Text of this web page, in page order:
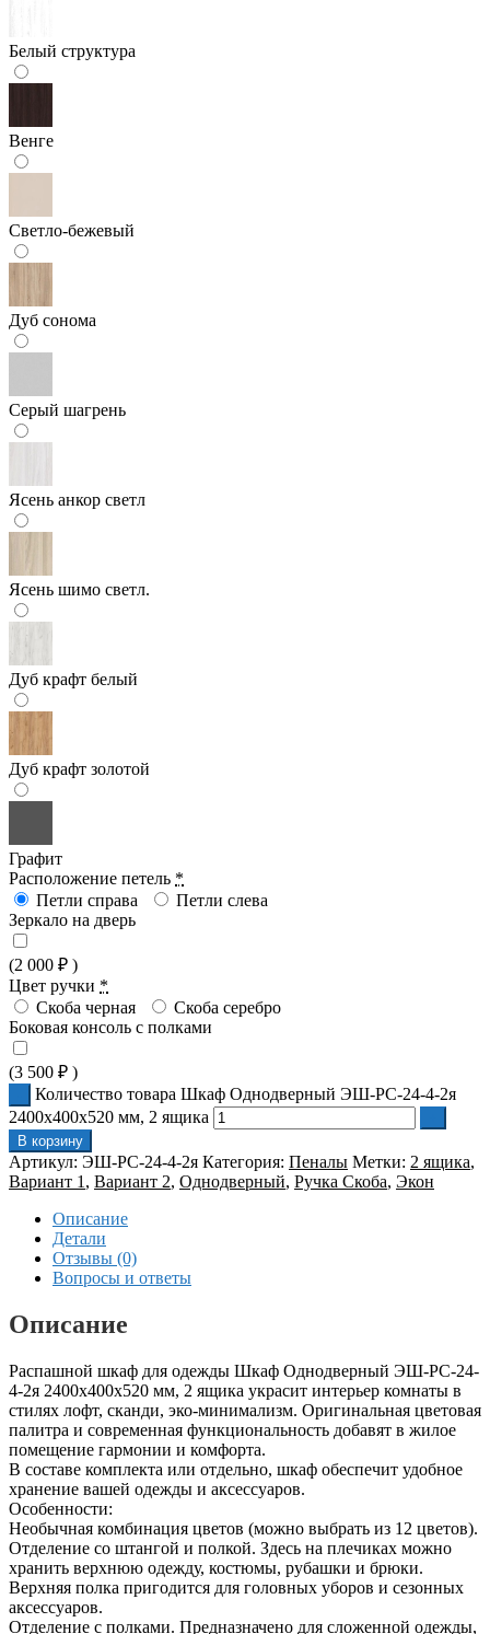
Белый структура
Венге
Светло-бежевый
Дуб сонома
Серый шагрень
Ясень анкор светл
Ясень шимо светл.
Дуб крафт белый
Дуб крафт золотой
Графит
Расположение петель *
Петли справа
Петли слева
Зеркало на дверь
(2 000 ₽ )
Цвет ручки *
Скоба черная
Скоба серебро
Боковая консоль с полками
(3 500 ₽ )
Количество товара Шкаф Однодверный ЭШ-РС-24-4-2я
2400x400x520 мм, 2 ящика
В корзину
Артикул: ЭШ-РС-24-4-2я Категория: Пеналы Метки: 2 ящика,
Вариант 1 , Вариант 2, Однодверный, Ручка Скоба, Экон
Описание
Детали
Отзывы (0)
Вопросы и ответы
Описание
Распашной шкаф для одежды Шкаф Однодверный ЭШ-РС-24-
4-2я 2400x400x520 мм, 2 ящика украсит интерьер комнаты в
стилях лофт, сканди, эко-минимализм. Оригинальная цветовая
палитра и современная функциональность добавят в жилое
помещение гармонии и комфорта.
В составе комплекта или отдельно, шкаф обеспечит удобное
хранение вашей одежды и аксессуаров.
Особенности:
Необычная комбинация цветов (можно выбрать из 12 цветов).
Отделение со штангой и полкой. Здесь на плечиках можно
хранить верхнюю одежду, костюмы, рубашки и брюки.
Верхняя полка пригодится для головных уборов и сезонных
аксессуаров.
Отделение с полками. Предназначено для сложенной одежды,